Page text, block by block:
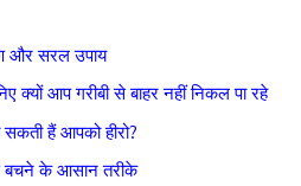
और सरल उपाय
क्यों आप गरीबी से बाहर नहीं निकल पा रहे
हैं आपको हीरो?
के आसान तरीके